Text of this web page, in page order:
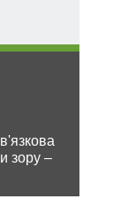
зору –